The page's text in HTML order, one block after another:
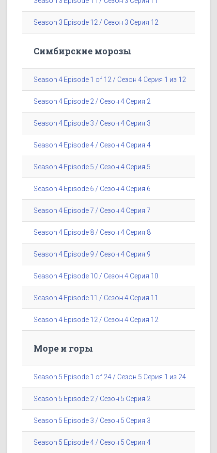
Season 3 Episode 12 / Сезон 3 Серия 12
Симбирские морозы
Season 4 Episode 1 of 12 / Сезон 4 Серия 1 из 12
Season 4 Episode 2 / Сезон 4 Серия 2
Season 4 Episode 3 / Сезон 4 Серия 3
Season 4 Episode 4 / Сезон 4 Серия 4
Season 4 Episode 5 / Сезон 4 Серия 5
Season 4 Episode 6 / Сезон 4 Серия 6
Season 4 Episode 7 / Сезон 4 Серия 7
Season 4 Episode 8 / Сезон 4 Серия 8
Season 4 Episode 9 / Сезон 4 Серия 9
Season 4 Episode 10 / Сезон 4 Серия 10
Season 4 Episode 11 / Сезон 4 Серия 11
Season 4 Episode 12 / Сезон 4 Серия 12
Море и горы
Season 5 Episode 1 of 24 / Сезон 5 Серия 1 из 24
Season 5 Episode 2 / Сезон 5 Серия 2
Season 5 Episode 3 / Сезон 5 Серия 3
Season 5 Episode 4 / Сезон 5 Серия 4